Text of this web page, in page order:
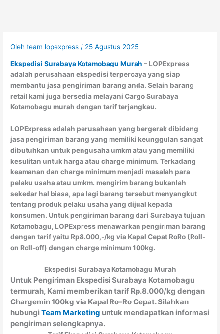
Olehteam lopexpress / 25 Agustus 2025
Ekspedisi Surabaya Kotamobagu Murah – LOPExpress
adalah perusahaan ekspedisi terpercaya yang siap
membantu jasa pengiriman barang anda. Selain barang
retail kami juga bersedia melayani Cargo Surabaya
Kotamobagu murah dengan tarif terjangkau.
LOPExpress adalah perusahaan yang bergerak dibidang
jasa pengiriman barang yang memiliki keunggulan sangat
dibutuhkan untuk pengusaha umkm atau yang memiliki
kesulitan untuk harga atau charge minimum. Terkadang
keamanan dan charge minimum menjadi masalah para
pelaku usaha atau umkm. mengirim barang bukanlah
sekedar hal biasa, apa lagi barang tersebut menyangkut
tentang produk pelaku usaha yang dijual kepada
konsumen. Untuk pengiriman barang dari Surabaya tujuan
Kotamobagu, LOPExpress menawarkan pengiriman barang
dengan tarif yaitu Rp8.000,-/kg via Kapal Cepat RoRo (Roll-
on Roll-off) dengan charge minimum 100kg.
Ekspedisi Surabaya Kotamobagu Murah
Untuk Pengiriman Ekspedisi Surabaya Kotamobagu
termurah, Kami memberikan tarif Rp.8.000/kg dengan
Chargemin 100kg via Kapal Ro-Ro Cepat. Silahkan
hubungiTeam Marketing untuk mendapatkan informasi
pengiriman selengkapnya.